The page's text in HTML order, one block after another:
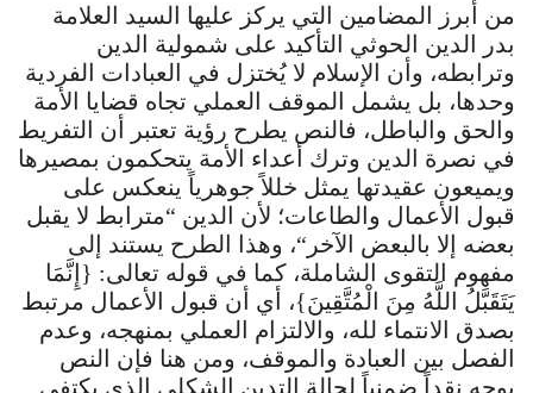
من أبرز المضامين التي يركز عليها السيد العلامة
بدر الدين الحوثي التأكيد على شمولية الدين
وترابطه، وأن الإسلام لا يُختزل في العبادات الفردية
وحدها، بل يشمل الموقف العملي تجاه قضايا الأمة
والحق والباطل، فالنص يطرح رؤية تعتبر أن التفريط
في نصرة الدين وترك أعداء الأمة يتحكمون بمصيرها
ويميعون عقيدتها يمثل خللاً جوهرياً ينعكس على
قبول الأعمال والطاعات؛ لأن الدين “مترابط لا يقبل
بعضه إلا بالبعض الآخر“، وهذا الطرح يستند إلى
مفهوم التقوى الشاملة، كما في قوله تعالى: {إِنَّمَا
يَتَقَبَّلُ اللَّهُ مِنَ الْمُتَّقِينَ}، أي أن قبول الأعمال مرتبط
بصدق الانتماء لله، والالتزام العملي بمنهجه، وعدم
الفصل بين العبادة والموقف، ومن هنا فإن النص
يوجه نقداً ضمنياً لحالة التدين الشكلي الذي يكتفي